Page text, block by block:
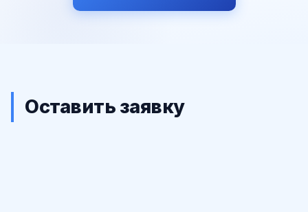
Оставить заявку